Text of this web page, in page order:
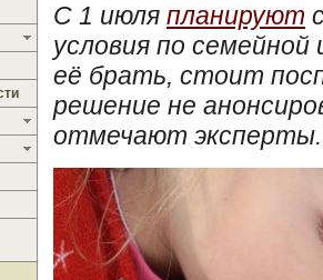
С 1 июля планируют
условия по
её брать, стоит
решение не
отмечают эксперты.